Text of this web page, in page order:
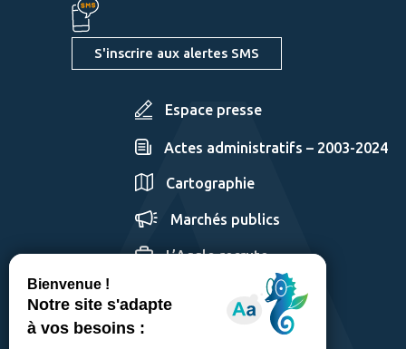
S'inscrire aux alertes SMS
Espace presse
Actes administratifs – 2003-2024
Cartographie
Marchés publics
L’Agglo recrute